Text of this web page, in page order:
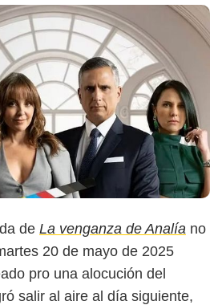
de La venganza de Analía no
20 de mayo de 2025
pro una alocución del
salir al aire al día siguiente,